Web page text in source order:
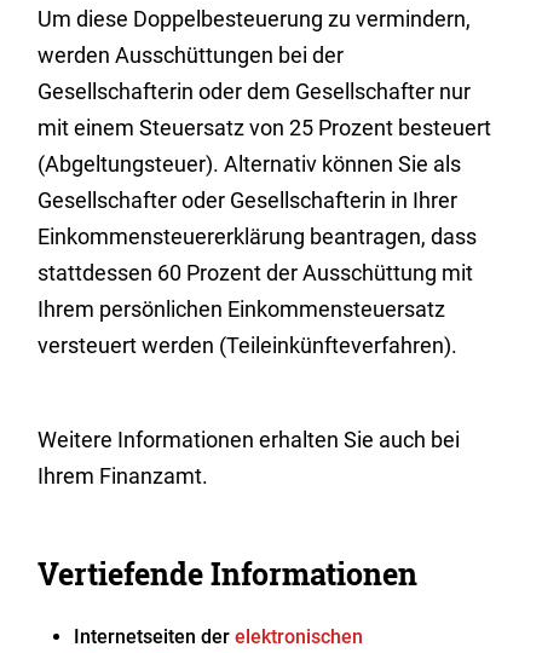
Um diese Doppelbesteuerung zu vermindern,
werden Ausschüttungen bei der
Gesellschafterin oder dem Gesellschafter nur
mit einem Steuersatz von 25 Prozent besteuert
(Abgeltungsteuer). Alternativ können Sie als
Gesellschafter oder Gesellschafterin in Ihrer
Einkommensteuererklärung beantragen, dass
stattdessen 60 Prozent der Ausschüttung mit
Ihrem persönlichen Einkommensteuersatz
versteuert werden (Teileinkünfteverfahren).
Weitere Informationen erhalten Sie auch bei
Ihrem Finanzamt.
Vertiefende Informationen
Internetseiten derelektronischen